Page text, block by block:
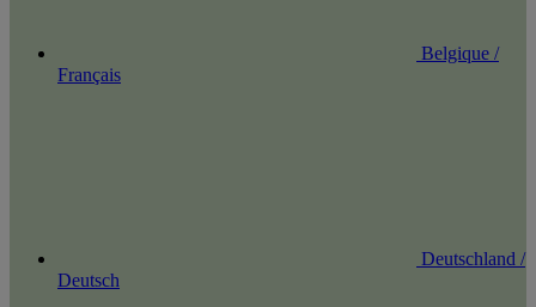
Belgique /
Français
Deutschland /
Deutsch